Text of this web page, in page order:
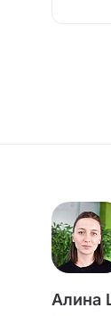
Алина